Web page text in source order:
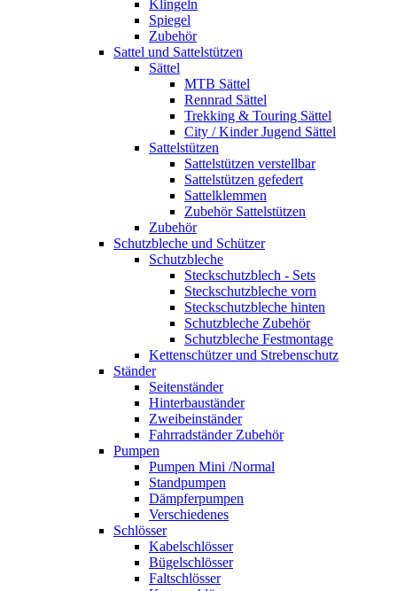
Klingeln
Spiegel
Zubehör
Sattel und Sattelstützen
Sättel
MTB Sättel
Rennrad Sättel
Trekking & Touring Sättel
City / Kinder Jugend Sättel
Sattelstützen
Sattelstützen verstellbar
Sattelstützen gefedert
Sattelklemmen
Zubehör Sattelstützen
Zubehör
Schutzbleche und Schützer
Schutzbleche
Steckschutzblech - Sets
Steckschutzbleche vorn
Steckschutzbleche hinten
Schutzbleche Zubehör
Schutzbleche Festmontage
Kettenschützer und Strebenschutz
Ständer
Seitenständer
Hinterbauständer
Zweibeinständer
Fahrradständer Zubehör
Pumpen
Pumpen Mini /Normal
Standpumpen
Dämpferpumpen
Verschiedenes
Schlösser
Kabelschlösser
Bügelschlösser
Faltschlösser